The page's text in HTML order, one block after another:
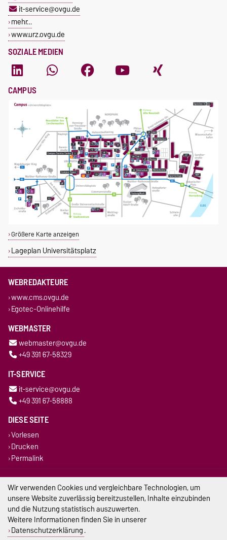
SOZIALE MEDIEN
it-service@ovgu.de
mehr…
www.urz.ovgu.de
CAMPUS
Größere Karte anzeigen
Lageplan Universitätsplatz
WEBREDAKTEURE
www.cms.ovgu.de
Egotec-Onlinehilfe
WEBMASTER
webmaster@ovgu.de
+49 391 67-58329
IT-SERVICE
it-service@ovgu.de
+49 391 67-58888
DIESE SEITE
Vorlesen
Drucken
Permalink
Impressum
Datenschutz
Barrierefreiheit
Wir verwenden Cookies und vergleichbare Technologien, um
unsere Website zuverlässig bereitzustellen, Inhalte einzubinden
und die Nutzung statistisch auszuwerten.
Weitere Informationen finden Sie in unserer
Datenschutzerklärung.